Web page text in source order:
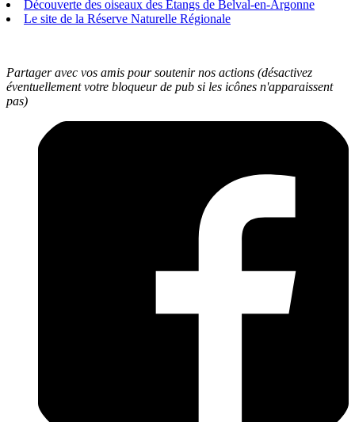
Découverte des oiseaux des Etangs de Belval-en-Argonne
Le site de la Réserve Naturelle Régionale
Partager avec vos amis pour soutenir nos actions (désactivez
éventuellement votre bloqueur de pub si les icônes n'apparaissent
pas)